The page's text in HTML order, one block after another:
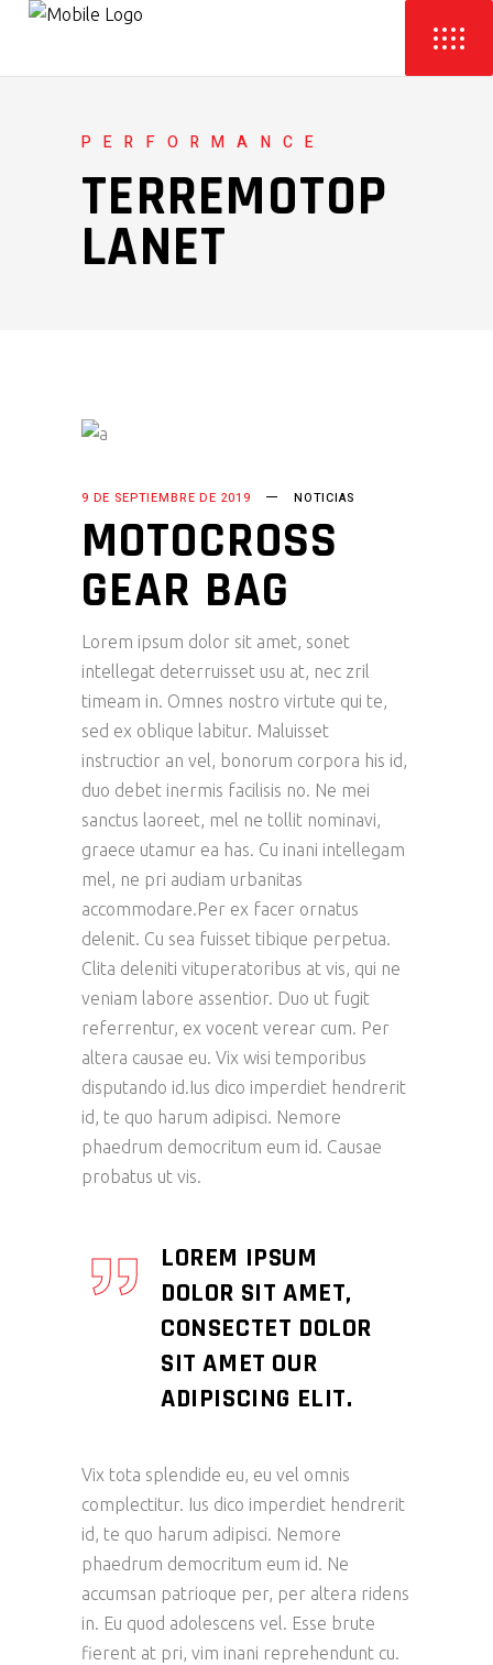
PERFORMANCE
TERREMOTOP
LANET
9 DE SEPTIEMBRE DE 2019 NOTICIAS
MOTOCROSS
GEAR BAG
Lorem ipsum dolor sit amet, sonet
intellegat deterruisset usu at, nec zril
timeam in. Omnes nostro virtute qui te,
sed ex oblique labitur. Maluisset
instructior an vel, bonorum corpora his id,
duo debet inermis facilisis no. Ne mei
sanctus laoreet, mel ne tollit nominavi,
graece utamur ea has. Cu inani intellegam
mel, ne pri audiam urbanitas
accommodare.Per ex facer ornatus
delenit. Cu sea fuisset tibique perpetua.
Clita deleniti vituperatoribus at vis, qui ne
veniam labore assentior. Duo ut fugit
referrentur, ex vocent verear cum. Per
altera causae eu. Vix wisi temporibus
disputando id.Ius dico imperdiet hendrerit
id, te quo harum adipisci. Nemore
phaedrum democritum eum id. Causae
probatus ut vis.
LOREM IPSUM
DOLOR SIT AMET,
CONSECTET DOLOR
SIT AMET OUR
ADIPISCING ELIT.
Vix tota splendide eu, eu vel omnis
complectitur. Ius dico imperdiet hendrerit
id, te quo harum adipisci. Nemore
phaedrum democritum eum id. Ne
accumsan patrioque per, per altera ridens
in. Eu quod adolescens vel. Esse brute
fierent at pri, vim inani reprehendunt cu.